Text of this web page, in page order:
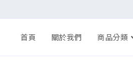
首頁 關於我們 商品分類